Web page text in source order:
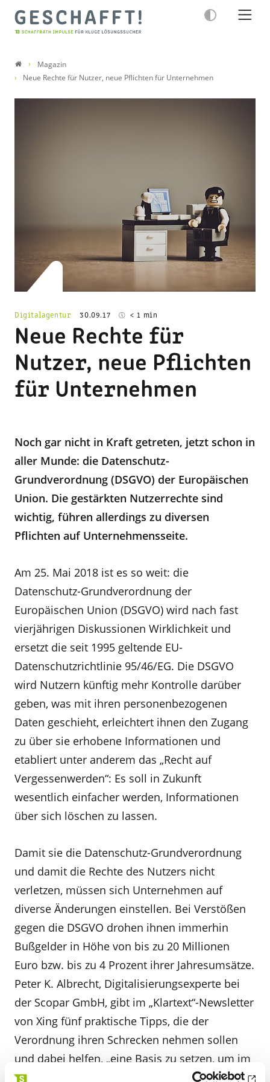
Magazin
Neue Rechte für Nutzer, neue Pflichten für Unternehmen
Digitalagentur 30.09.17 < 1 min
Neue Rechte für
Nutzer, neue Pflichten
für Unternehmen
Noch gar nicht in Kraft getreten, jetzt schon in
aller Munde: die Datenschutz-
Grundverordnung (DSGVO) der Europäischen
Union. Die gestärkten Nutzerrechte sind
wichtig, führen allerdings zu diversen
Pflichten auf Unternehmensseite.
Am 25. Mai 2018 ist es so weit: die
Datenschutz-Grundverordnung der
Europäischen Union (DSGVO) wird nach fast
vierjährigen Diskussionen Wirklichkeit und
ersetzt die seit 1995 geltende EU-
Datenschutzrichtlinie 95/46/EG. Die DSGVO
wird Nutzern künftig mehr Kontrolle darüber
geben, was mit ihren personenbezogenen
Daten geschieht, erleichtert ihnen den Zugang
zu über sie erhobene Informationen und
etabliert unter anderem das „Recht auf
Vergessenwerden“: Es soll in Zukunft
wesentlich einfacher werden, Informationen
über sich löschen zu lassen.
Damit sie die Datenschutz-Grundverordnung
und damit die Rechte des Nutzers nicht
verletzen, müssen sich Unternehmen auf
diverse Änderungen einstellen. Bei Verstößen
gegen die DSGVO drohen ihnen immerhin
Bußgelder in Höhe von bis zu 20 Millionen
Euro bzw. bis zu 4 Prozent ihrer Jahresumsätze.
Peter K. Albrecht, Digitalisierungsexperte bei
der Scopar GmbH, gibt im „Klartext“-Newsletter
von Xing fünf praktische Tipps, die der
Verordnung ihren Schrecken nehmen sollen
und dabei helfen, „eine Basis zu setzen, um im
zweiten Schritt die DSGVO nachhaltig und